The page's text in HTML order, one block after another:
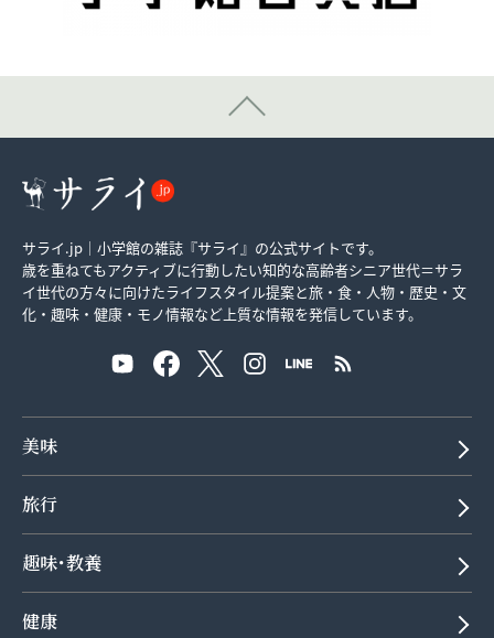
サライ.jp｜小学館の雑誌『サライ』の公式サイトです。
歳を重ねてもアクティブに行動したい知的な高齢者シニア世代＝サラ
イ世代の方々に向けたライフスタイル提案と旅・食・人物・歴史・文
化・趣味・健康・モノ情報など上質な情報を発信しています。
美味
旅行
趣味･教養
健康